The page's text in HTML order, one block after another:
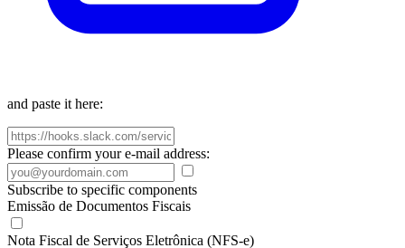
and paste it here:
Please confirm your e-mail address:
Subscribe to specific components
Emissão de Documentos Fiscais
Nota Fiscal de Serviços Eletrônica (NFS-e)